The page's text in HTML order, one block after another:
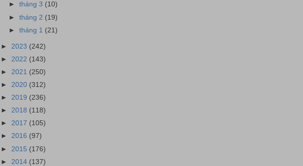
►tháng 3 (10)
►tháng 2 (19)
►tháng 1 (21)
► 2023 (242)
► 2022 (143)
► 2021 (250)
► 2020 (312)
► 2019 (236)
► 2018 (118)
► 2017 (105)
► 2016 (97)
► 2015 (176)
► 2014 (137)